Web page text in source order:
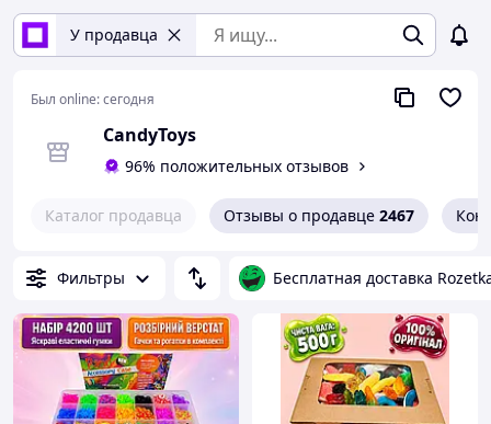
У продавца
Был online:сегодня
CandyToys
96% положительных отзывов
Каталог продавца Отзывы о продавце 2467
Фильтры Бесплатная доставка